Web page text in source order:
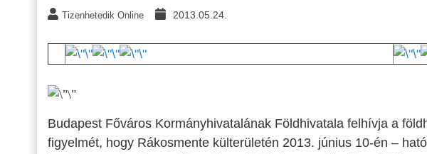
Tizenhetedik Online 2013.05.24.
Budapest Főváros Kormányhivatalának Földhivatala felhívja a
figyelmét, hogy Rákosmente külterületén 2013. június 10-én –